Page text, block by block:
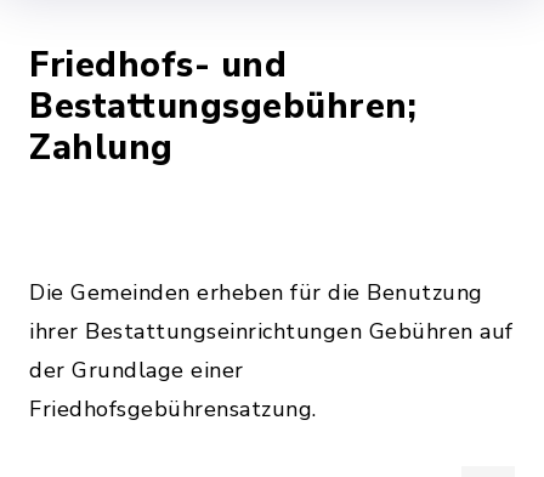
Friedhofs- und
Bestattungsgebühren;
Zahlung
Die Gemeinden erheben für die Benutzung
ihrer Bestattungseinrichtungen Gebühren auf
der Grundlage einer
Friedhofsgebührensatzung.